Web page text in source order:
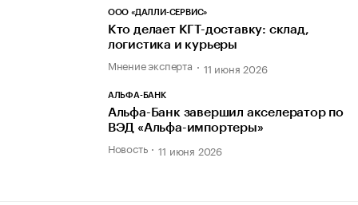
ООО «ДАЛЛИ-СЕРВИС»
Кто делает КГТ-доставку: склад,
логистика и курьеры
Мнение эксперта 11 июня 2026
АЛЬФА-БАНК
Альфа-Банк завершил акселератор по
ВЭД «Альфа-импортеры»
Новость 11 июня 2026